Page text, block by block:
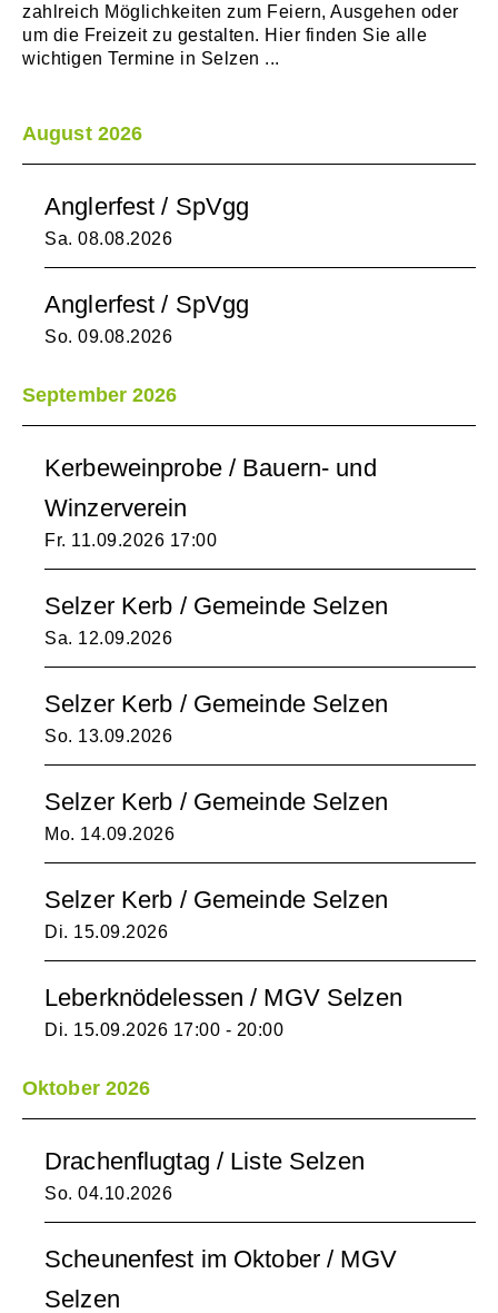
zahlreich Möglichkeiten zum Feiern, Ausgehen oder
um die Freizeit zu gestalten. Hier finden Sie alle
wichtigen Termine in Selzen ...
August 2026
Anglerfest / SpVgg
Sa. 08.08.2026
Anglerfest / SpVgg
So. 09.08.2026
September 2026
Kerbeweinprobe / Bauern- und
Winzerverein
Fr. 11.09.2026 17:00
Selzer Kerb / Gemeinde Selzen
Sa. 12.09.2026
Selzer Kerb / Gemeinde Selzen
So. 13.09.2026
Selzer Kerb / Gemeinde Selzen
Mo. 14.09.2026
Selzer Kerb / Gemeinde Selzen
Di. 15.09.2026
Leberknödelessen / MGV Selzen
Di. 15.09.2026 17:00 - 20:00
Oktober 2026
Drachenflugtag / Liste Selzen
So. 04.10.2026
Scheunenfest im Oktober / MGV
Selzen